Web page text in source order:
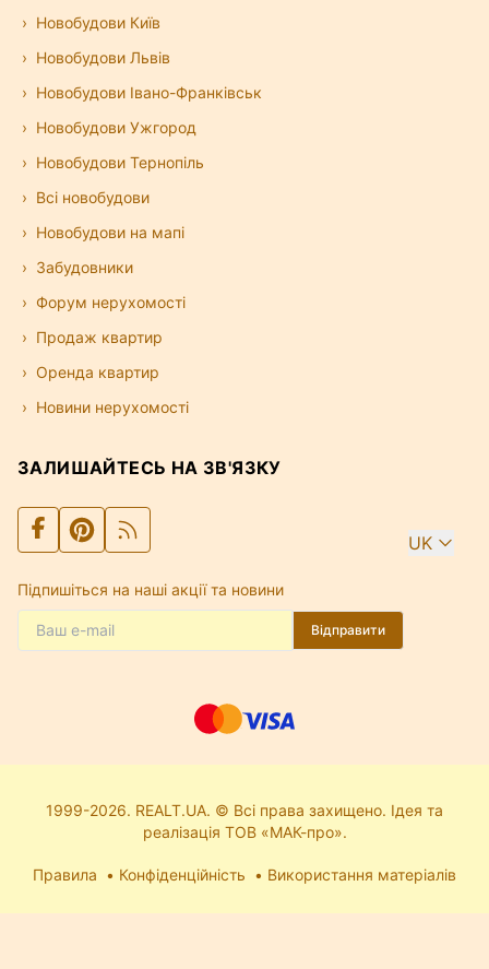
Новобудови Київ
Новобудови Львів
Новобудови Івано-Франківськ
Новобудови Ужгород
Новобудови Тернопіль
Всі новобудови
Новобудови на мапі
Забудовники
Форум нерухомості
Продаж квартир
Оренда квартир
Новини нерухомості
ЗАЛИШАЙТЕСЬ НА ЗВ'ЯЗКУ
UK
Підпишіться на наші акції та новини
Відправити
1999-2026. REALT.UA. © Всі права захищено. Ідея та
реалізація ТОВ «МАК-про».
Правила Конфіденційність Використання матеріалів